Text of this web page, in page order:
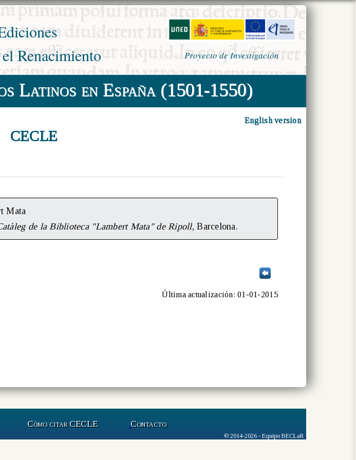
Renacimiento
Proyecto de Investigación
Latinos en España (1501-1550)
CECLE
English version
Mata
de la Biblioteca "Lambert Mata" de Ripoll, Barcelona.
Última actualización: 01-01-2015
Cómo citar CECLE Contacto
© 2014-2026 - Equipo BECLaR